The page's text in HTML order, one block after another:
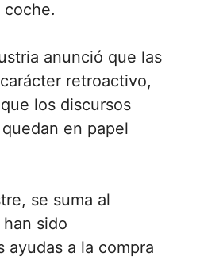
coche.
anunció que las
retroactivo,
los discursos
en papel
se suma al
sido
ayudas a la compra